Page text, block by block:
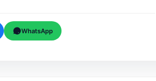
WhatsApp